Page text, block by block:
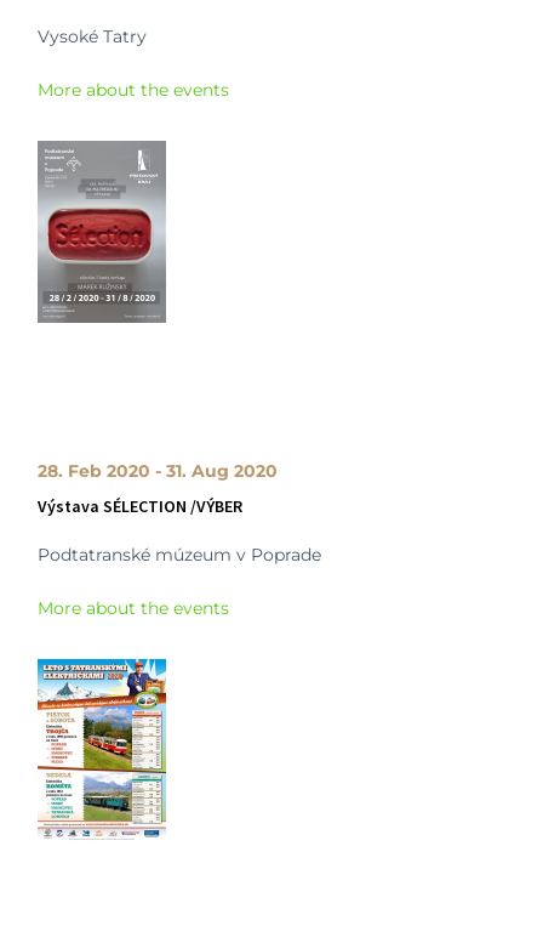
Vysoké Tatry
More about the events
28. Feb 2020 - 31. Aug 2020
Výstava SÉLECTION /VÝBER
Podtatranské múzeum v Poprade
More about the events